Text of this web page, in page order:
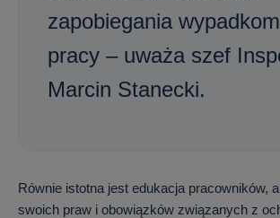
zapobiegania
pracy – uważa szef
Marcin Stanecki.
Równie istotna jest edukacja pracowników,
swoich praw i obowiązków związanych z